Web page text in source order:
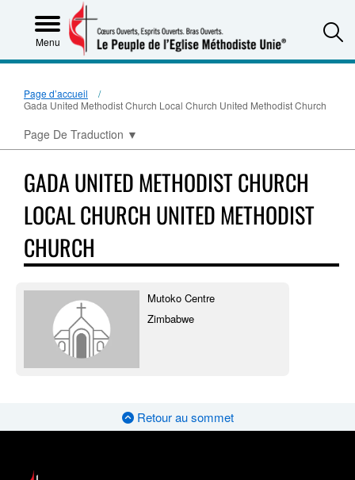
Menu
Page d’accueil
Gada United Methodist Church Local Church United Methodist Church
Page De Traduction ▼
GADA UNITED METHODIST CHURCH
LOCAL CHURCH UNITED METHODIST
CHURCH
Mutoko Centre
Zimbabwe
Retour au sommet